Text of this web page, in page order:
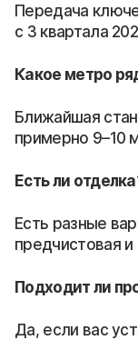
Передача
с 3 квартала
Какое метро
Ближайшая
примерно 9–10
Есть ли
Есть разные
предчистовая и
Подходит ли
Да, если вас